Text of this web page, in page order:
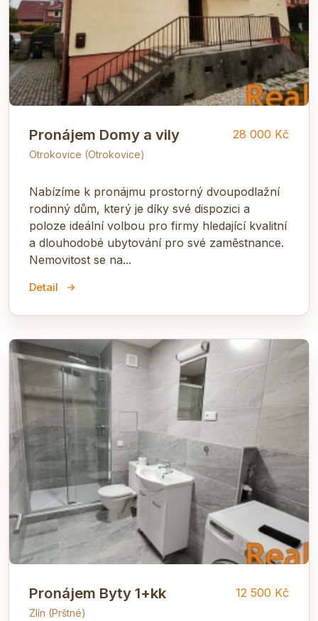
Pronájem Domy a vily
Otrokovice (Otrokovice)
28 000 Kč
Nabízíme k pronájmu prostorný dvoupodlažní
rodinný dům, který je díky své dispozici a
poloze ideální volbou pro firmy hledající kvalitní
a dlouhodobé ubytování pro své zaměstnance.
Nemovitost se na...
Detail
Pronájem Byty 1+kk
Zlín (Prštné)
12 500 Kč